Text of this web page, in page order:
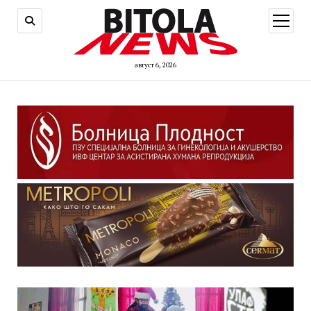
август 6, 2026
open
menu